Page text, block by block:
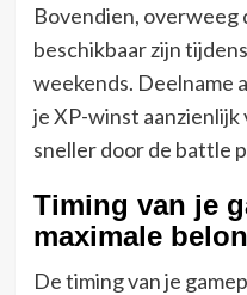
Bovendien, overweeg
beschikbaar zijn
weekends. Deelname
je XP-winst
sneller door de battle
Timing van je
maximale
De timing van je